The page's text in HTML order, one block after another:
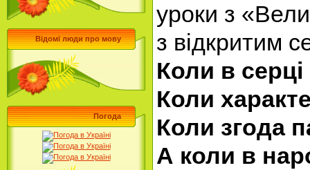
Відомі люди про мову
Погода
уроки з
з відкритим
Коли в
Коли
Коли згода
А коли в